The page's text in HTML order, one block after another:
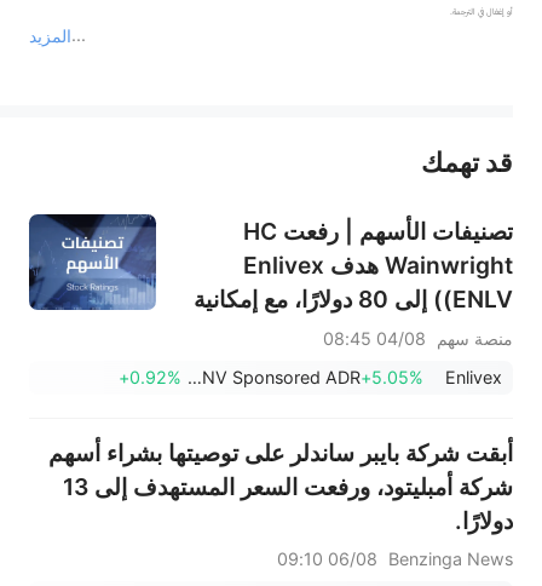
المزيد
أو إغفال في الترجمة.
عند الضرورة، يرجى استشارة مستشار استثمار محترف. لا تقدم منصة سهم أي مشورة استثمارية، ولا تقدم أي التزامات أو ضمانات.
قد تهمك
تصنيفات الأسهم | رفعت HC
Wainwright هدف Enlivex
(ENLV) إلى 80 دولارًا، مع إمكانية
Piper Sandler تغطية
"زيادة الوزن" وهدف 151 دولارًا
منصة سهم
04/08 08:45
Enlivex
+5.05%
Pharming Group NV Sponsored ADR
+0.92%
أبقت شركة بايبر ساندلر على توصيتها بشراء أسهم
شركة أمبليتود، ورفعت السعر المستهدف إلى 13
دولارًا.
Benzinga News
06/08 09:10